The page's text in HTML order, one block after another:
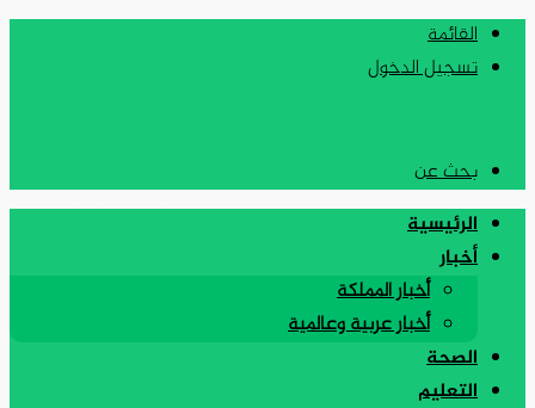
القائمة
تسجيل الدخول
بحث عن
الرئيسية
أخبار
أخبار المملكة
أخبار عربية وعالمية
الصحة
التعليم